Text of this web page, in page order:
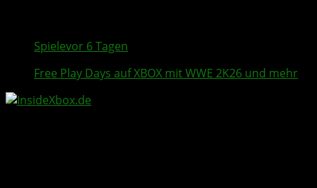
Spielevor 6 Tagen
Free Play Days auf XBOX mitWWE 2K26 und mehr